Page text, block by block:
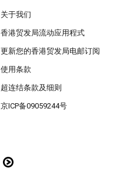
关于我们
香港贸发局流动应用程式
更新您的香港贸发局电邮订阅
使用条款
超连结条款及细则
京ICP备09059244号